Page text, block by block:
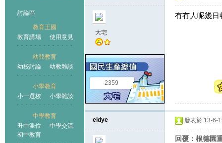
討論區
教育王國
教育講場
使用意見
幼兒教育
幼校討論
幼教雜談
小學教育
小一選校
小學雜談
中學教育
升中派位
中學交流
初中教育
王國
大宅
2359
有冇人呢幾日
eidye 發表於 13-6-
回覆：根德園